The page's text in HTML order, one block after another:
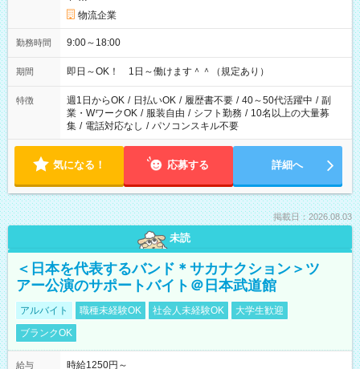
物流企業
勤務時間 9:00～18:00
期間 即日～OK！ 1日～働けます＾＾（規定あり）
特徴 週1日からOK / 日払いOK / 履歴書不要 / 40～50代活躍中 / 副
業・WワークOK / 服装自由 / シフト勤務 / 10名以上の大量募
集 / 電話対応なし / パソコンスキル不要
気になる！ 応募する 詳細へ
掲載日：2026.08.03
未読
＜日本を代表するバンド＊サカナクション＞ツ
アー公演のサポートバイト＠日本武道館
アルバイト 職種未経験OK 社会人未経験OK
大学生歓迎
ブランクOK
給与
時給1250円～